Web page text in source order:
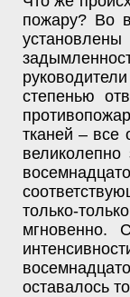
пожару? Во
степенью
тканей – все
только-
мгновенно.
оставалось